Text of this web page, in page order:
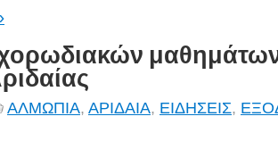
ΑΛΜΩΠΙΑ, ΑΡΙΔΑΙΑ, ΕΙΔΗΣΕΙΣ,